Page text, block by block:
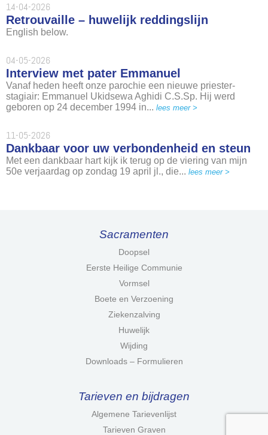
14-04-2026
Retrouvaille – huwelijk reddingslijn
English below.
04-05-2026
Interview met pater Emmanuel
Vanaf heden heeft onze parochie een nieuwe priester-
stagiair: Emmanuel Ukidsewa Aghidi C.S.Sp. Hij werd
geboren op 24 december 1994 in... lees meer >
11-05-2026
Dankbaar voor uw verbondenheid en steun
Met een dankbaar hart kijk ik terug op de viering van mijn
50e verjaardag op zondag 19 april jl., die... lees meer >
Sacramenten
Doopsel
Eerste Heilige Communie
Vormsel
Boete en Verzoening
Ziekenzalving
Huwelijk
Wijding
Downloads – Formulieren
Tarieven en bijdragen
Algemene Tarievenlijst
Tarieven Graven